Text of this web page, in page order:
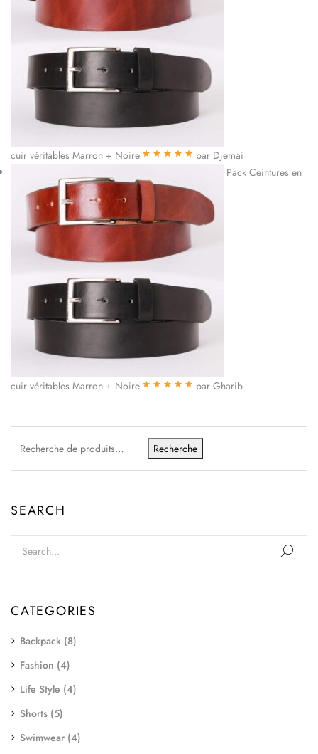
cuir véritables Marron + Noire
par Djemai
Pack Ceintures en
cuir véritables Marron + Noire par Gharib
Recherche
SEARCH
CATEGORIES
Backpack (8)
Fashion (4)
Life Style (4)
Shorts (5)
Swimwear (4)